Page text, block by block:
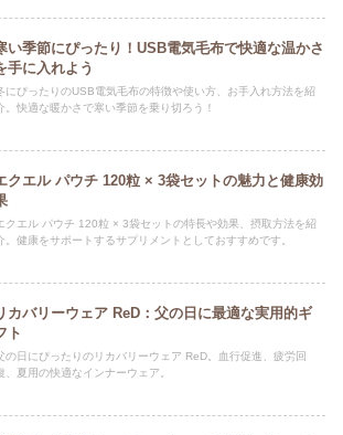
い季節にぴったり！USB電気毛布で快適な温かさ
手に入れよう
にぴったりのUSB電気毛布の特徴や使い方、お手入れ方法を紹
。快適な暖かさで寒い季節を乗り切ろう！
クエル パウチ 120粒 × 3袋セットの魅力と健康効
クエル パウチ 120粒 × 3袋セットの特長や効果、摂取方法を紹
。健康をサポートするサプリメントとしておすすめです。
カバリーウェア ReD：父の日に最適な実用的ギ
ト
の日にぴったりのリカバリーウェア ReD。血行促進、疲労回
、夏用の快適なインナーウェア。